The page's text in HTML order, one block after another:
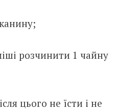
розчинити 1 чайну
цього не їсти і не